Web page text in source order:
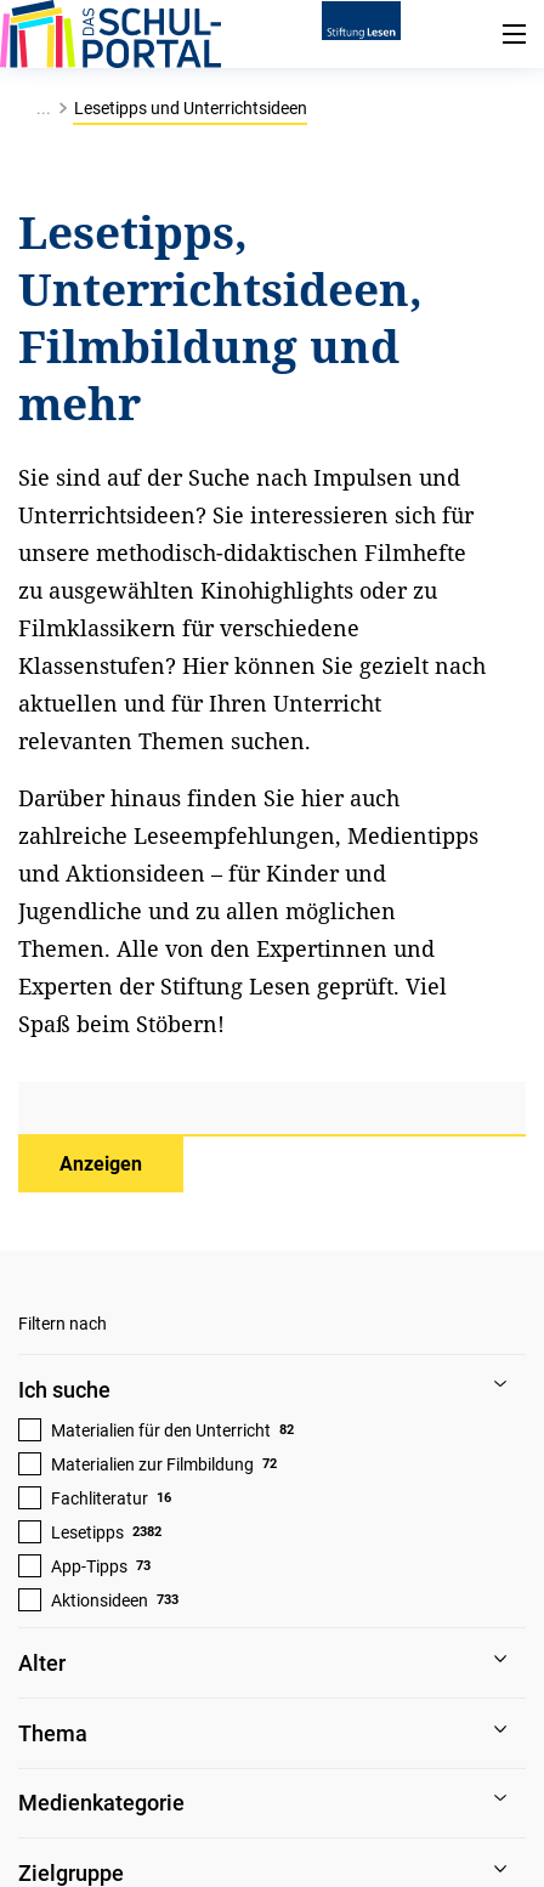
... Lesetipps und Unterrichtsideen
Lesetipps,
Unterrichtsideen,
Filmbildung und
mehr
Sie sind auf der Suche nach Impulsen und
Unterrichtsideen? Sie interessieren sich für
unsere methodisch-didaktischen Filmhefte
zu ausgewählten Kinohighlights oder zu
Filmklassikern für verschiedene
Klassenstufen? Hier können Sie gezielt nach
aktuellen und für Ihren Unterricht
relevanten Themen suchen.
Darüber hinaus finden Sie hier auch
zahlreiche Leseempfehlungen, Medientipps
und Aktionsideen – für Kinder und
Jugendliche und zu allen möglichen
Themen. Alle von den Expertinnen und
Experten der Stiftung Lesen geprüft. Viel
Spaß beim Stöbern!
Anzeigen
Filtern nach
Ich suche
Lesetipps 2382
App-Tipps 73
Aktionsideen 733
Materialien für den Unterricht 82
Materialien zur Filmbildung 72
Fachliteratur 16
Alter
Thema
Medienkategorie
Zielgruppe